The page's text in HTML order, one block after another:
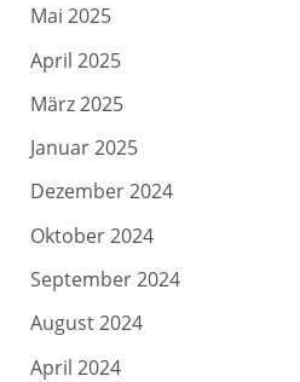
Mai 2025
April 2025
März 2025
Januar 2025
Dezember 2024
Oktober 2024
September 2024
August 2024
April 2024